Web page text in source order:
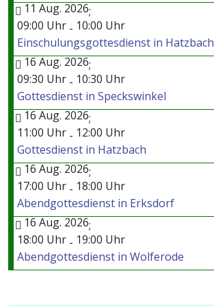
11 Aug. 2026;
09:00 Uhr - 10:00 Uhr
Einschulungsgottesdienst in Hatzbach
16 Aug. 2026;
09:30 Uhr - 10:30 Uhr
Gottesdienst in Speckswinkel
16 Aug. 2026;
11:00 Uhr - 12:00 Uhr
Gottesdienst in Hatzbach
16 Aug. 2026;
17:00 Uhr - 18:00 Uhr
Abendgottesdienst in Erksdorf
16 Aug. 2026;
18:00 Uhr - 19:00 Uhr
Abendgottesdienst in Wolferode